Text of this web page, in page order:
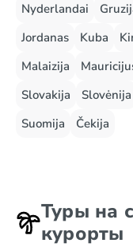
Nyderlandai
Jordanas
Kuba
Malaizija
Slovakija
Slovėnija
Suomija
Čekija
Туры на
курорты